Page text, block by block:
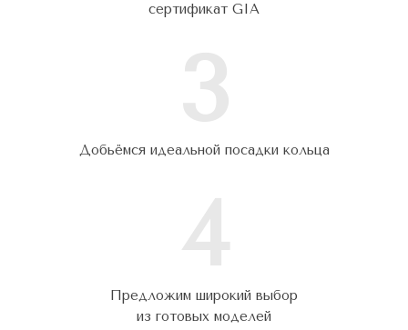
сертификат GIA
Добьёмся идеальной посадки кольца
Предложим широкий выбор
из готовых моделей